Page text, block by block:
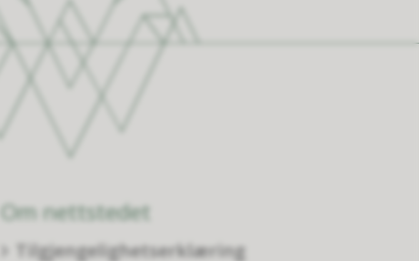
Om nettstedet
Tilgjengelighetserklæring